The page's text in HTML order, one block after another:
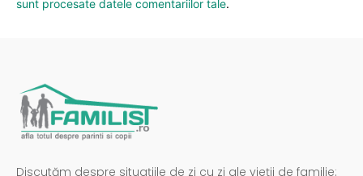
sunt procesate datele comentariilor tale.
Discutăm despre situațiile de zi cu zi ale vieții de familie: